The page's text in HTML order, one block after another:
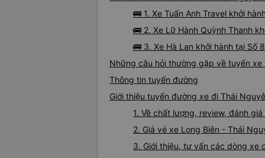
🚌 1. Xe Tuấn Anh Travel khởi
🚌 2. Xe Lữ Hành Quỳnh Thanh
🚌 3. Xe Hà Lan khởi hành tại Số
Những câu hỏi thường gặp về tuyến
Thông tin tuyến đường
Giới thiệu tuyến đường xe đi Thái
1. Về chất lượng, review, đánh
2. Giá vé xe Long Biên - Thái
3. Giới thiệu, tư vấn các dòng xe